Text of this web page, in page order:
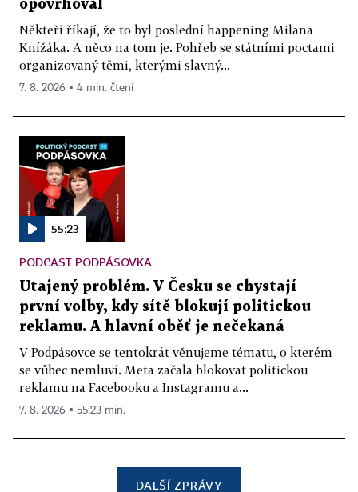
opovrhoval
Někteří říkají, že to byl poslední happening Milana
Knížáka. A něco na tom je. Pohřeb se státními poctami
organizovaný těmi, kterými slavný...
7. 8. 2026 ▪ 4 min. čtení
55:23
PODCAST PODPÁSOVKA
Utajený problém. V Česku se chystají
první volby, kdy sítě blokují politickou
reklamu. A hlavní oběť je nečekaná
V Podpásovce se tentokrát věnujeme tématu, o kterém
se vůbec nemluví. Meta začala blokovat politickou
reklamu na Facebooku a Instagramu a...
7. 8. 2026 ▪ 55:23 min.
DALŠÍ ZPRÁVY